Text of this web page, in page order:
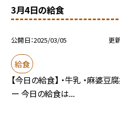
3月4日の給食
公開日 2025/03/05 更
給食
【今日の給食】 ・牛乳 ・麻婆豆
ー 今日の給食は...